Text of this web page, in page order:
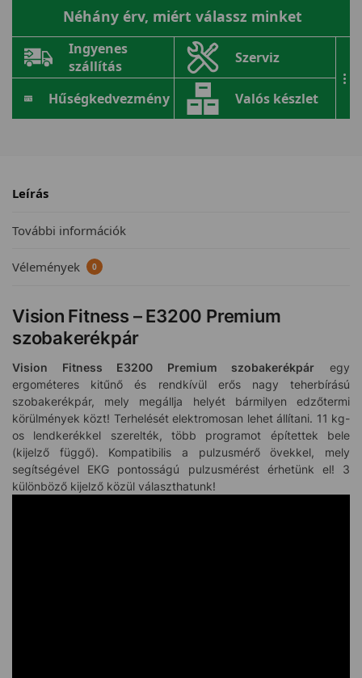
Néhány érv, miért válassz minket
Ingyenes
szállítás
Szerviz
Hűségkedvezmény Valós készlet
...
Leírás
További információk
Vélemények 0
Vision Fitness – E3200 Premium
szobakerékpár
Vision Fitness E3200 Premium szobakerékpár egy
ergométeres kitűnő és rendkívül erős nagy teherbírású
szobakerékpár, mely megállja helyét bármilyen edzőtermi
körülmények közt! Terhelését elektromosan lehet állítani. 11 kg-
os lendkerékkel szerelték, több programot építettek bele
(kijelző függő). Kompatibilis a pulzusmérő övekkel, mely
segítségével EKG pontosságú pulzusmérést érhetünk el! 3
különböző kijelző közül választhatunk!